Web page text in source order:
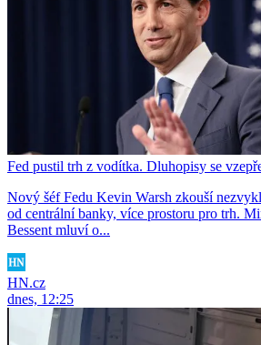
Fed pustil trh z vodítka. Dluhopisy se
Nový šéf Fedu Kevin Warsh zkouší
od centrální banky, více prostoru pro trh.
Bessent mluví o...
HN.cz
dnes, 12:25